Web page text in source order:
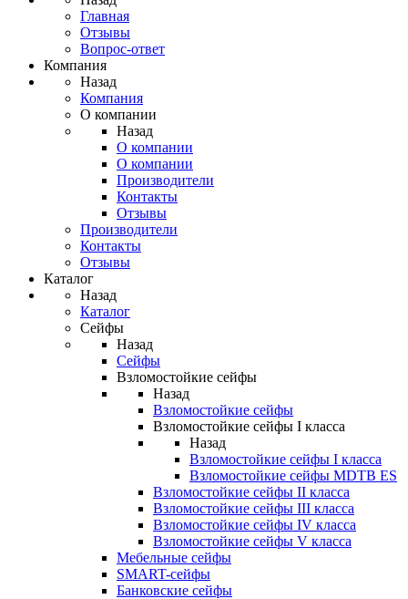
Главная
Отзывы
Вопрос-ответ
Компания
Назад
Компания
О компании
Назад
О компании
О компании
Производители
Контакты
Отзывы
Производители
Контакты
Отзывы
Каталог
Назад
Каталог
Сейфы
Назад
Сейфы
Взломостойкие сейфы
Назад
Взломостойкие сейфы
Взломостойкие сейфы I класса
Назад
Взломостойкие сейфы I класса
Взломостойкие сейфы MDTB ES
Взломостойкие сейфы II класса
Взломостойкие сейфы III класса
Взломостойкие сейфы IV класса
Взломостойкие сейфы V класса
Мебельные сейфы
SMART-сейфы
Банковские сейфы